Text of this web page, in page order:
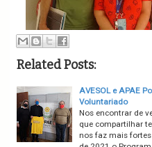
Related Posts:
AVESOL e APAE
Voluntariado
Nos encontrar de
que compartilhar
nos faz mais